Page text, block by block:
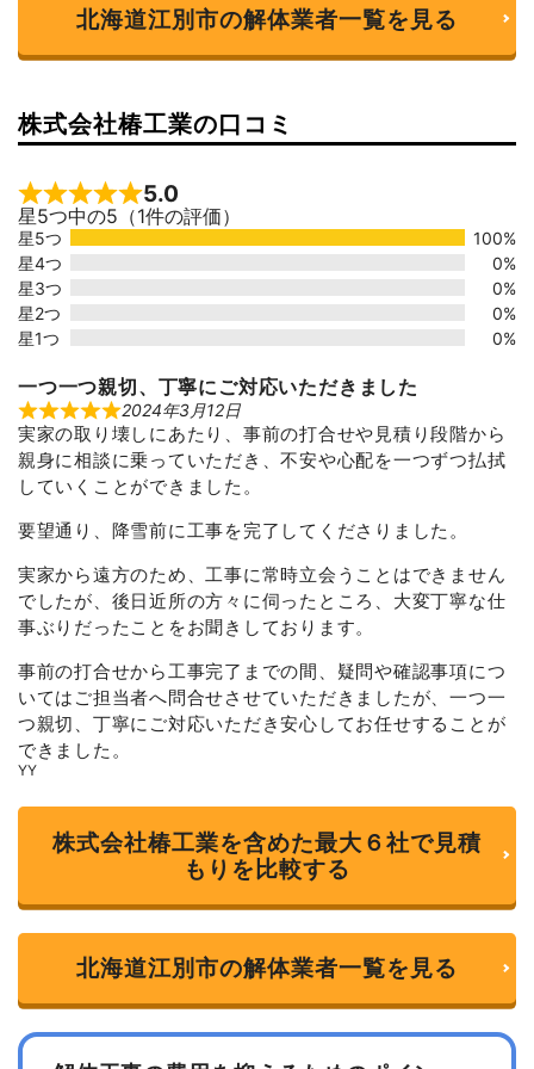
北海道江別市の解体業者一覧を見る
株式会社椿工業の口コミ
Rated 5 out of 5
5.0
星5つ中の5（1件の評価）
星5つ
100%
星4つ
0%
星3つ
0%
星2つ
0%
星1つ
0%
一つ一つ親切、丁寧にご対応いただきました
R
a
e
d
o
u
o
f
5
2024年3月12日
実家の取り壊しにあたり、事前の打合せや見積り段階から
親身に相談に乗っていただき、不安や心配を一つずつ払拭
していくことができました。
要望通り、降雪前に工事を完了してくださりました。
実家から遠方のため、工事に常時立会うことはできません
でしたが、後日近所の方々に伺ったところ、大変丁寧な仕
事ぶりだったことをお聞きしております。
事前の打合せから工事完了までの間、疑問や確認事項につ
いてはご担当者へ問合せさせていただきましたが、一つ一
つ親切、丁寧にご対応いただき安心してお任せすることが
できました。
YY
株式会社椿工業を含めた最大６社で見積
もりを比較する
北海道江別市の解体業者一覧を見る